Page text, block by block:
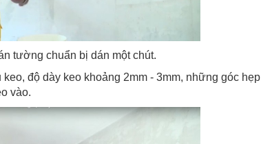
tường chuẩn bị dán một chút.
độ dày keo khoảng 2mm - 3mm, những góc hẹp
vào.